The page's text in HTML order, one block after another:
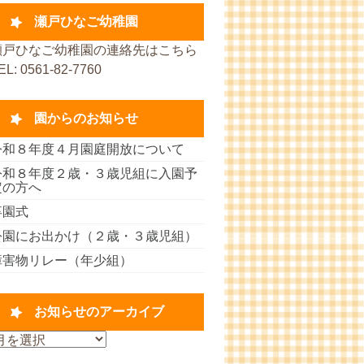
瀬戸ひなご幼稚園
戸ひなご幼稚園の連絡先はこちら
0561-82-7760
園からのお知らせ
和８年度４月園庭開放について
和８年度２歳・３歳児組に入園予
の方へ
園式
にお出かけ（２歳・３歳児組）
物リレー（年少組）
お知らせのアーカイブ